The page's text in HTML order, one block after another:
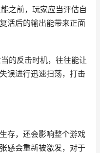
之前，玩家应当评估自
活后的输出能带来正面
的反击时机，往往能让
误进行迅速扫荡，打击
存，还会影响整个游戏
感会重新被激发，对于